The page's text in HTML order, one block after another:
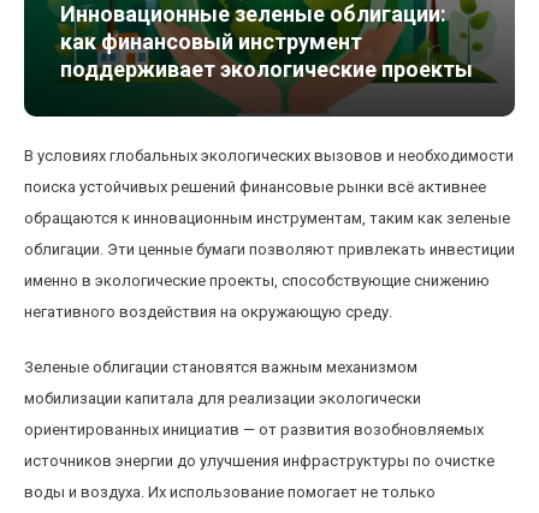
Инновационные зеленые облигации:
как финансовый инструмент
поддерживает экологические проекты
В условиях глобальных экологических вызовов и необходимости
поиска устойчивых решений финансовые рынки всё активнее
обращаются к инновационным инструментам, таким как зеленые
облигации. Эти ценные бумаги позволяют привлекать инвестиции
именно в экологические проекты, способствующие снижению
негативного воздействия на окружающую среду.
Зеленые облигации становятся важным механизмом
мобилизации капитала для реализации экологически
ориентированных инициатив — от развития возобновляемых
источников энергии до улучшения инфраструктуры по очистке
воды и воздуха. Их использование помогает не только